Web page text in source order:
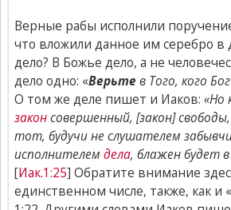
Верные рабы исполнили
что вложили данное им серебро в
дело? В Божье дело, а не
дело одно: «Верьтев Того, кого
О том же деле пишет и Иаков: «Но
законсовершенный, [закон]
тот, будучи не слушателем
исполнителемдела, блажен будет
[Иак.1:25] Обратите внимание
единственном числе, также, как и